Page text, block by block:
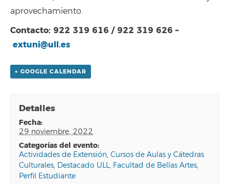
aprovechamiento.
Contacto: 922 319 616 / 922 319 626 –
extuni@ull.es
+ GOOGLE CALENDAR
Detalles
fecha:
29 noviembre, 2022
categorías del evento:
Actividades de Extensión,Cursos de Aulas y Cátedras
Culturales, Destacado ULL, Facultad de Bellas Artes,
Perfil Estudiante